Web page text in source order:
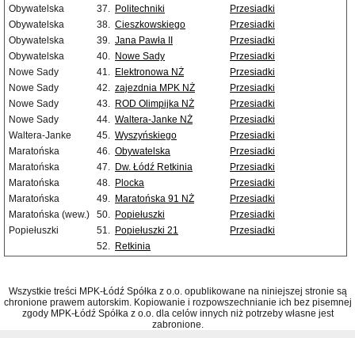
Obywatelska
37. Politechniki
Przesiadki
Obywatelska
38. Cieszkowskiego
Przesiadki
Obywatelska
39. Jana Pawła II
Przesiadki
Obywatelska
40. Nowe Sady
Przesiadki
Nowe Sady
41. Elektronowa NŻ
Przesiadki
Nowe Sady
42. zajezdnia MPK NŻ
Przesiadki
Nowe Sady
43. ROD Olimpijka NŻ
Przesiadki
Nowe Sady
44. Waltera-Janke NŻ
Przesiadki
Waltera-Janke
45. Wyszyńskiego
Przesiadki
Maratońska
46. Obywatelska
Przesiadki
Maratońska
47. Dw. Łódź Retkinia
Przesiadki
Maratońska
48. Plocka
Przesiadki
Maratońska
49. Maratońska 91 NŻ
Przesiadki
Maratońska (wew.)
50. Popiełuszki
Przesiadki
Popiełuszki
51. Popiełuszki 21
Przesiadki
52. Retkinia
Wszystkie treści MPK-Łódź Spółka z o.o. opublikowane na niniejszej stronie są
chronione prawem autorskim. Kopiowanie i rozpowszechnianie ich bez pisemnej
zgody MPK-Łódź Spółka z o.o. dla celów innych niż potrzeby własne jest
zabronione.